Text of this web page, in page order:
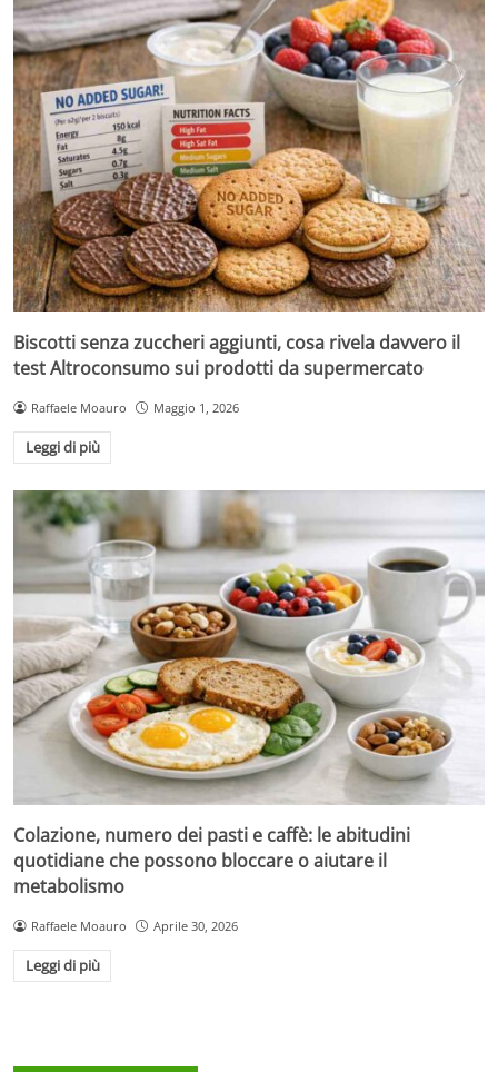
Biscotti senza zuccheri aggiunti, cosa rivela davvero il
test Altroconsumo sui prodotti da supermercato
Raffaele Moauro Maggio 1, 2026
Leggi di più
Colazione, numero dei pasti e caffè: le abitudini
quotidiane che possono bloccare o aiutare il
metabolismo
Raffaele Moauro Aprile 30, 2026
Leggi di più